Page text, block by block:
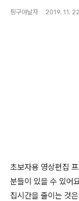
핑구야날자 2019. 11.
초보자용 영상편집
분들이 있을 수 있어
집시간을 줄이는 것